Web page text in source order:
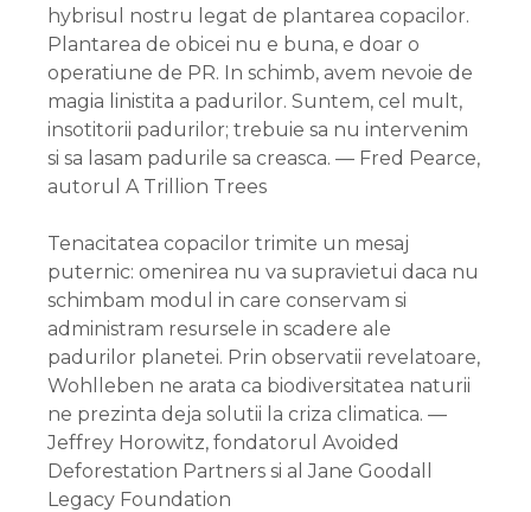
hybrisul nostru legat de plantarea copacilor.
Plantarea de obicei nu e buna, e doar o
operatiune de PR. In schimb, avem nevoie de
magia linistita a padurilor. Suntem, cel mult,
insotitorii padurilor; trebuie sa nu intervenim
si sa lasam padurile sa creasca. — Fred Pearce,
autorul A Trillion Trees
Tenacitatea copacilor trimite un mesaj
puternic: omenirea nu va supravietui daca nu
schimbam modul in care conservam si
administram resursele in scadere ale
padurilor planetei. Prin observatii revelatoare,
Wohlleben ne arata ca biodiversitatea naturii
ne prezinta deja solutii la criza climatica. —
Jeffrey Horowitz, fondatorul Avoided
Deforestation Partners si al Jane Goodall
Legacy Foundation